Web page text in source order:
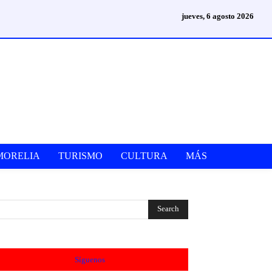
jueves, 6 agosto 2026
TURISMO CULTURA MÁS
Síguenos